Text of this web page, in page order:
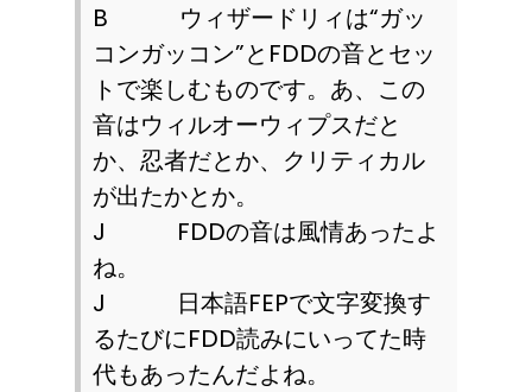
B ウィザードリィは“ガッ
コンガッコン”と FDDの音とセッ
トで楽しむものです。あ、この
音はウィルオーウィプスだと
か、忍者だとか、クリティカル
が出たかとか。
J
FDDの音は風情あったよ
ね。
J 日本語FEPで文字変換す
るたびにFDD読みにいってた時
代もあったんだよね。